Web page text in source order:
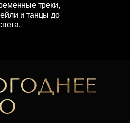
треки,
и танцы до